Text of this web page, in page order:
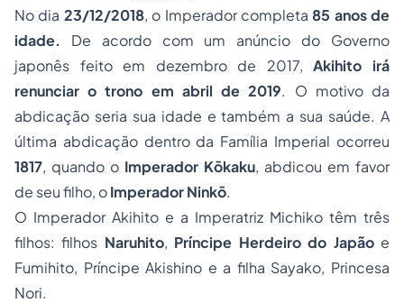
No dia 23/12/2018, o Imperador completa85 anos de
idade. De acordo com um anúncio do Governo
japonês feito em dezembro de 2017,Akihito irá
renunciar o trono em abril de 2019. O motivo da
abdicação seria sua idade e também a sua saúde. A
última abdicação dentro da Família Imperial ocorreu
1817, quando o Imperador Kōkaku, abdicou em favor
de seu filho, oImperador Ninkō.
O Imperador Akihito e a Imperatriz Michiko têm três
filhos: filhos Naruhito, Príncipe Herdeiro do Japãoe
Fumihito, Príncipe Akishino e a filha Sayako, Princesa
Nori.